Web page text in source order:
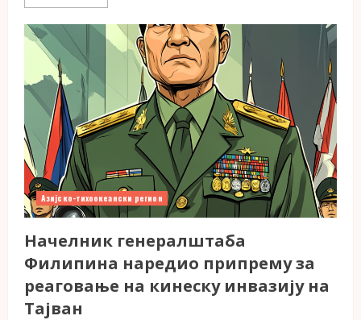
Азијско-тихоокеански регион
Начелник генералштаба
Филипина наредио припрему за
реаговање на кинеску инвазију на
Тајван